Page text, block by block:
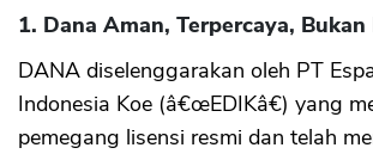
1. Dana Aman, Terpercaya, Bukan
DANA diselenggarakan oleh PT
Indonesia Koe (â€œEDIKâ€) yang
pemegang lisensi resmi dan telah